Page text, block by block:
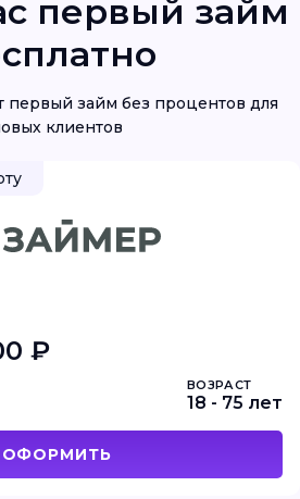
первый займ
первый займ без процентов для
клиентов
₽
ВОЗРАСТ
18 - 75 лет
ОФОРМИТЬ